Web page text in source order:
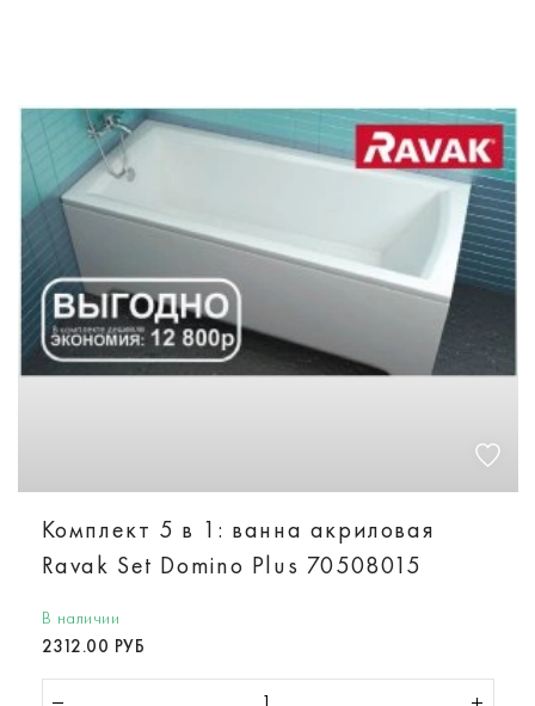
Комплект 5 в 1: ванна акриловая
Ravak Set Domino Plus 70508015
В наличии
2312.00 РУБ